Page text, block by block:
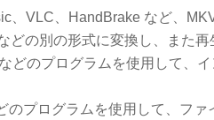
、VLC、HandBrake など、
どの別の形式に変換し、また再
どのプログラムを使用して、
のプログラムを使用して、フ